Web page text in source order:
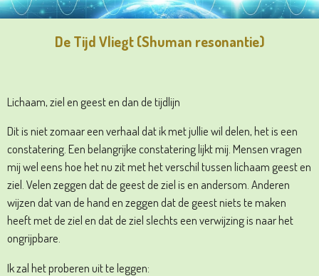
De Tijd Vliegt (Shuman resonantie)
Lichaam, ziel en geest en dan de tijdlijn
Dit is niet zomaar een verhaal dat ik met jullie wil delen, het is een
constatering. Een belangrijke constatering lijkt mij. Mensen vragen
mij wel eens hoe het nu zit met het verschil tussen lichaam geest en
ziel. Velen zeggen dat de geest de ziel is en andersom. Anderen
wijzen dat van de hand en zeggen dat de geest niets te maken
heeft met de ziel en dat de ziel slechts een verwijzing is naar het
ongrijpbare.
Ik zal het proberen uit te leggen: